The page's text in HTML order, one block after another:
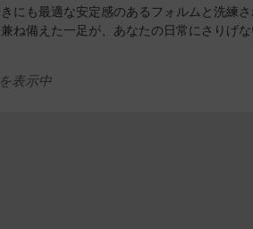
にも最適な安定感のあるフォルムと洗練
ね備えた一足が、あなたの日常にさりげ
を表示中